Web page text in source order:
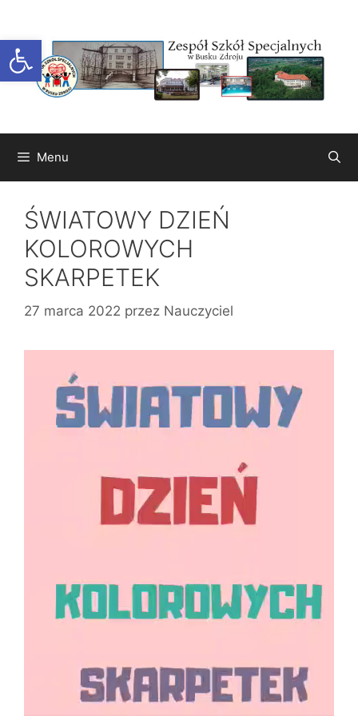
Otwórz pasek narzędzi
treści
Menu
ŚWIATOWY DZIEŃ
KOLOROWYCH
SKARPETEK
27 marca 2022 przez Nauczyciel